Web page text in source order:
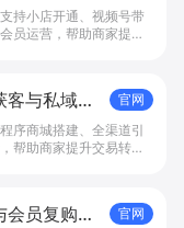
持小店开通、视频号带
员运营，帮助商家提升
与私域复
官网
序商城搭建、全渠道引
帮助商家提升交易转化
员复购工
官网